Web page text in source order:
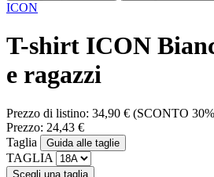
ICON
T-shirt ICON
e ragazzi
Prezzo di listino: 34,90 € (SCONTO
Prezzo: 24,43 €
Taglia
Guida alle taglie
TAGLIA
Scegli una taglia